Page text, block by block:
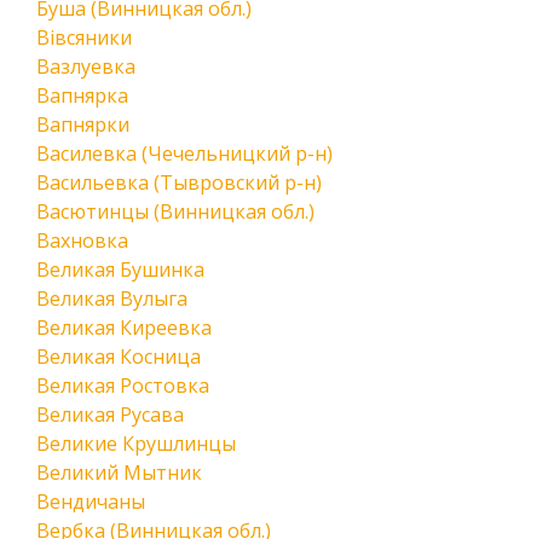
Буша (Винницкая обл.)
Вівсяники
Вазлуевка
Вапнярка
Вапнярки
Василевка (Чечельницкий р-н)
Васильевка (Тывровский р-н)
Васютинцы (Винницкая обл.)
Вахновка
Великая Бушинка
Великая Вулыга
Великая Киреевка
Великая Косница
Великая Ростовка
Великая Русава
Великие Крушлинцы
Великий Мытник
Вендичаны
Вербка (Винницкая обл.)